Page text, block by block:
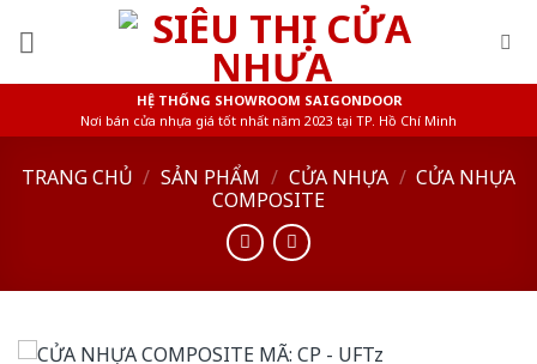
HỆ THỐNG SHOWROOM SAIGONDOOR
Nơi bán cửa nhựa giá tốt nhất năm 2023 tại TP. Hồ Chí Minh
TRANG CHỦ / SẢN PHẨM / CỬA NHỰA / CỬA NHỰA
COMPOSITE